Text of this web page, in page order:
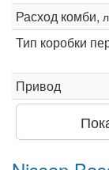
Расход комби,
Тип коробки
Привод